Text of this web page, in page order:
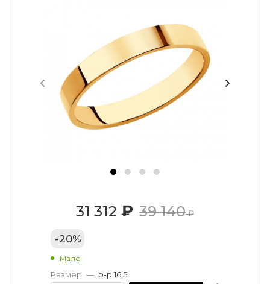
31 312 ₽ 39 140₽
-20%
Мало
Размер — р-р 16,5